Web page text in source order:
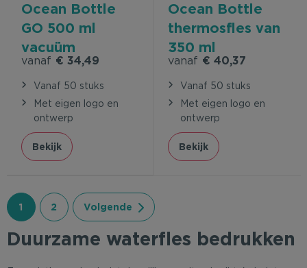
Ocean Bottle
GO 500 ml
vacuüm
geïsoleerde
waterfles
vanaf € 34,49
Vanaf 50 stuks
Met eigen logo en
ontwerp
Bekijk
Ocean Bottle
thermosfles van
350 ml
vanaf € 40,37
Vanaf 50 stuks
Met eigen logo en
ontwerp
Bekijk
1 2 Volgende
Duurzame waterfles bedrukken